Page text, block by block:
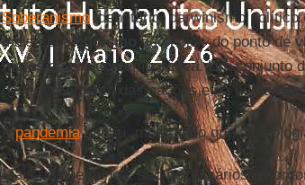
Soberanismoidentitário, darwinismo político
mais cegoegoísmo são hoje - do ponto de
malesda era contemporânea. Um conjunto
desenvolvimento das nações e da
Apandemiasurgiu, mostrando que a
Mais do que nunca, são necessários